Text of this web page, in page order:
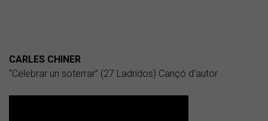
CARLES CHINER
“Celebrar un soterrar” (27 Ladridos) Cançó d'autor